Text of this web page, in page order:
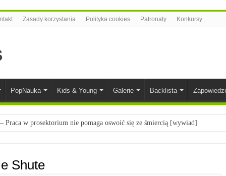
Zasady korzystania Polityka cookies Patronaty Konkursy
PopNauka Kids & Young Galerie Backlista Zapowiedzi
Praca w prosektorium nie pomaga oswoić się ze śmiercią [wywiad]
komiksowe na 2023 rok
Shute